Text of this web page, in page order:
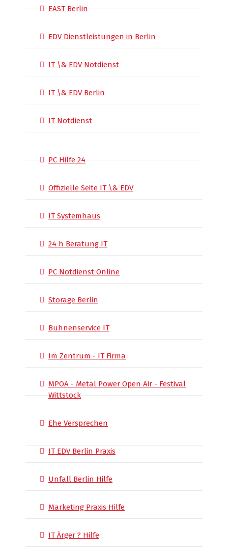
EAST Berlin
EDV Dienstleistungen in Berlin
IT \& EDV Notdienst
IT \& EDV Berlin
IT Notdienst
PC Hilfe 24
Offizielle Seite IT \& EDV
IT Systemhaus
24 h Beratung IT
PC Notdienst Online
Storage Berlin
Bühnenservice IT
Im Zentrum - IT Firma
MPOA - Metal Power Open Air - Festival
Wittstock
Ehe Versprechen
IT EDV Berlin Praxis
Unfall Berlin Hilfe
Marketing Praxis Hilfe
IT Ärger ? Hilfe